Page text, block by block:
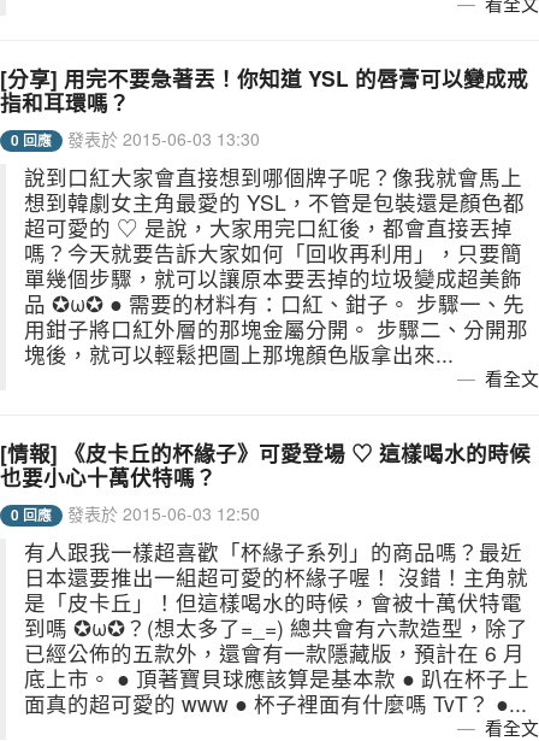
[分享] 用完不要急著丟！你知道 YSL 的唇膏可以變成戒
指和耳環嗎？
0 回應 發表於 2015-06-03 13:30
說到口紅大家會直接想到哪個牌子呢？像我就會馬上
想到韓劇女主角最愛的 YSL，不管是包裝還是顏色都
超可愛的 ♡ 是說，大家用完口紅後，都會直接丟掉
嗎？今天就要告訴大家如何「回收再利用」，只要簡
單幾個步驟，就可以讓原本要丟掉的垃圾變成超美飾
品 ✪ω✪ ● 需要的材料有：口紅、鉗子。 步驟一、先
用鉗子將口紅外層的那塊金屬分開。 步驟二、分開那
塊後，就可以輕鬆把圖上那塊顏色版拿出來...
看全文
[情報] 《皮卡丘的杯緣子》可愛登場 ♡ 這樣喝水的時候
也要小心十萬伏特嗎？
0 回應 發表於 2015-06-03 12:50
有人跟我一樣超喜歡「杯緣子系列」的商品嗎？最近
日本還要推出一組超可愛的杯緣子喔！ 沒錯！主角就
是「皮卡丘」！但這樣喝水的時候，會被十萬伏特電
到嗎 ✪ω✪？(想太多了=_=) 總共會有六款造型，除了
已經公佈的五款外，還會有一款隱藏版，預計在 6 月
底上市。 ● 頂著寶貝球應該算是基本款 ● 趴在杯子上
面真的超可愛的 www ● 杯子裡面有什麼嗎 TvT？ ●...
看全文